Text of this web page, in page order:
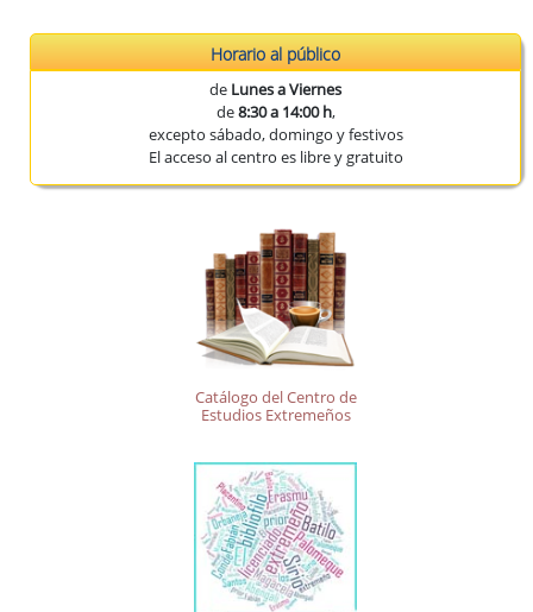
La Reex en BD BibliográficasHorario al público
de Lunes a Viernes
de8:30 a 14:00 h,
excepto sábado, domingo y festivos
El acceso al centro es libre y gratuito
Catálogo del Centro de
Estudios Extremeños